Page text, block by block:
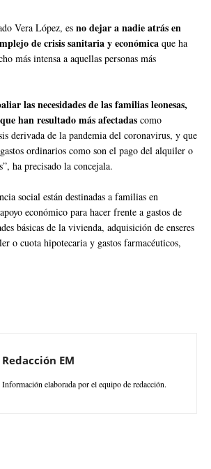
Vera López, es no dejar a nadie atrás en
de crisis sanitaria y económica que ha
más intensa a aquellas personas más
las necesidades de las familias leonesas,
han resultado más afectadas como
derivada de la pandemia del coronavirus, y que
ordinarios como son el pago del alquiler o
ha precisado la concejala.
social están destinadas a familias en
económico para hacer frente a gastos de
básicas de la vivienda, adquisición de enseres
o cuota hipotecaria y gastos farmacéuticos,
Redacción EM
Información elaborada por el equipo de redacción.